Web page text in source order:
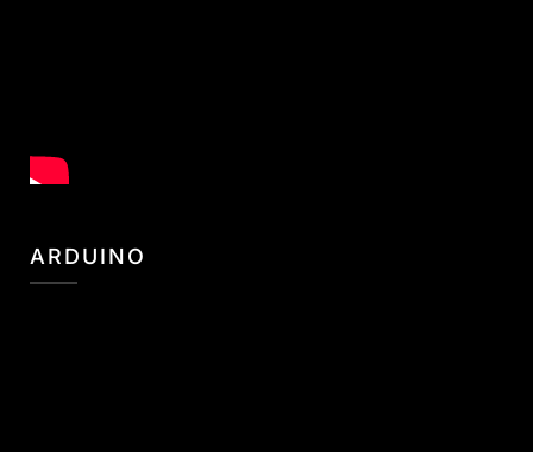
ARDUINO